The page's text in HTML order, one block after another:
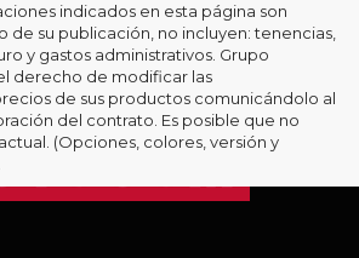
indicados en esta página son
de su publicación, no incluyen: tenencias,
y gastos administrativos. Grupo
derecho de modificar las
de sus productos comunicándolo al
del contrato. Es posible que no
(Opciones, colores, versión y